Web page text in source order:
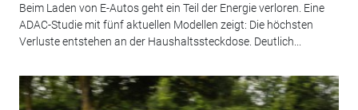
Beim Laden von E-Autos geht ein Teil der Energie verloren. Eine
ADAC-Studie mit fünf aktuellen Modellen zeigt: Die höchsten
Verluste entstehen an der Haushaltssteckdose. Deutlich...